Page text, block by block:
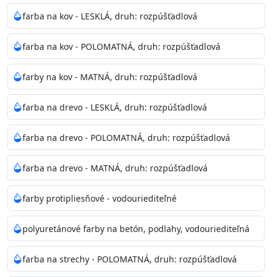
bohatej škále odtieňov.
Odtieň: Biela + je možné tónovať podľa RAL, NCS,
Pantone
Informácie k aplikácií
Pred použitím farbu narieďte do 10% vodou podľa
spôsobu aplikácie. Dobre premiešajte a občas opakujte
aj počas náteru. Naneste jednu
vrstvu štetcom, valčekom alebo striekacou pištoľou
farba zasychá na dotyk po 30-60min./23°C po
dokonalom preschnutí minimálne 3-
4hod/23°C je možné aplikovať ďalšiu vrstvu náteru.
Doba schnutia je závislá na poveternostných
podmienkach s vyššou vlhkosťou a nižšou
teplotou sa doba schnutia predlžuje.
farba na kov - LESKLÁ, druh: rozpúšťadlová
farba na kov - POLOMATNÁ, druh: rozpúšťadlová
farby na kov - MATNÁ, druh: rozpúšťadlová
farba na drevo - LESKLÁ, druh: rozpúšťadlová
farba na drevo - POLOMATNÁ, druh: rozpúšťadlová
farba na drevo - MATNÁ, druh: rozpúšťadlová
farby protipliesňové - vodouriediteľné
polyuretánové farby na betón, podlahy, vodouriediteľná
farba na strechy - POLOMATNÁ, druh: rozpúšťadlová